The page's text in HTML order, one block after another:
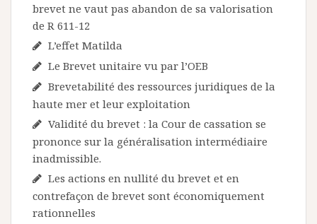
brevet ne vaut pas abandon de sa valorisation
de R 611-12
L’effet Matilda
Le Brevet unitaire vu par l’OEB
Brevetabilité des ressources juridiques de la
haute mer et leur exploitation
Validité du brevet : la Cour de cassation se
prononce sur la généralisation intermédiaire
inadmissible.
Les actions en nullité du brevet et en
contrefaçon de brevet sont économiquement
rationnelles